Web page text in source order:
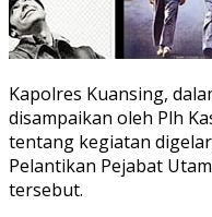
Kapolres Kuansing,
disampaikan oleh Plh
tentang kegiatan
Pelantikan Pejabat
tersebut.